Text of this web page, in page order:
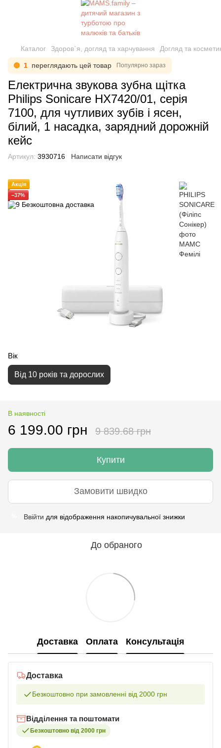
Каталог Здоров`я, догляд та харчування Догляд та
1 переглядають цей товар Популярно зараз
Електрична звукова зубна щітка
Philips Sonicare HX7420/01, серія
7100, для чутливих зубів і ясен,
білий, 1 насадка, зарядний дорожній
кейс
Артикул: 3930716 Написати відгук
Акція
−37%
Вік
Від 10 років та дорослих
В наявності
6 199.00 грн 9 839.68 грн
Купити
Замовити швидко
Ввійти для відображення накопичувальної знижки
До обраного
Доставка Оплата Консультація
Доставка
Безкоштовно при замовленні від 2000 грн
Відділення та поштомати
Безкоштовно від 2000 грн